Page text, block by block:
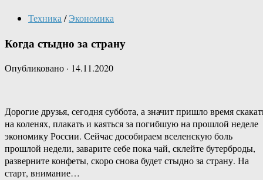
Техника / Экономика
Когда стыдно за страну
Опубликовано · 14.11.2020
Дорогие друзья, сегодня суббота, а значит пришло время
на коленях, плакать и каяться за погибшую на прошлой неделе
экономику России. Сейчас дособираем вселенскую боль
прошлой недели, заварите себе пока чай, склейте бутерброды,
разверните конфеты, скоро снова будет стыдно за страну. На
старт, внимание…